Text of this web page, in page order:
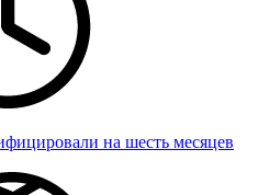
на шесть месяцев